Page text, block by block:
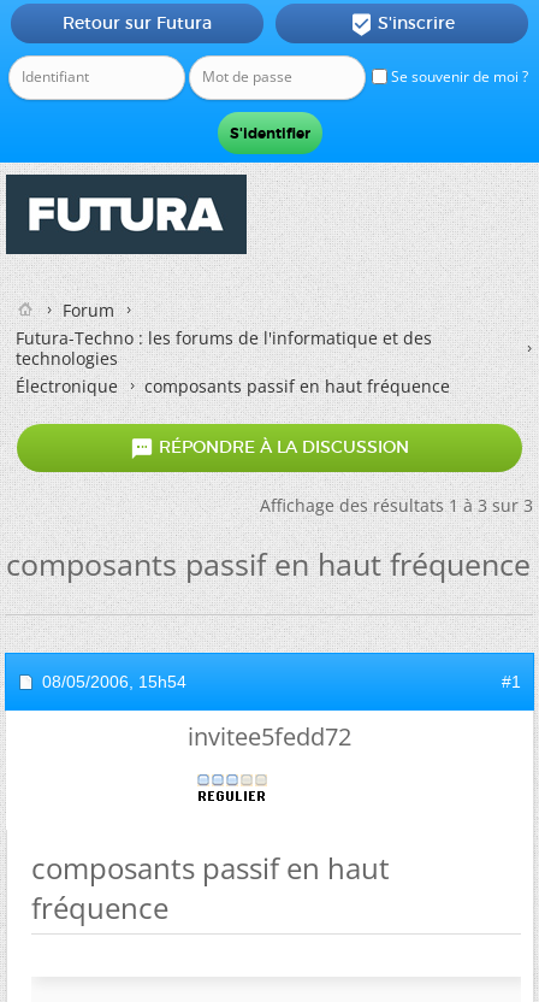
Se souvenir de moi ?
Retour sur Futura  S'inscrire
Forum
Futura-Techno : les forums de l'informatique et des
technologies
Électronique
composants passif en haut fréquence
 RÉPONDRE À LA DISCUSSION
Affichage des résultats 1 à 3 sur 3
composants passif en haut fréquence
08/05/2006, 15h54 #1
invitee5fedd72
composants passif en haut
fréquence